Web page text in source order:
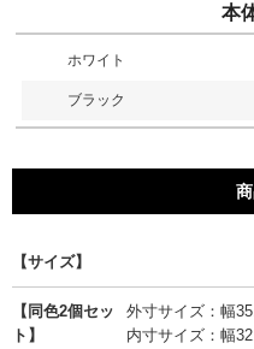
本
ホワイト
ブラック
【サイズ】
【同色2個セッ
ト】
外寸サイズ：幅
内寸サイズ：幅